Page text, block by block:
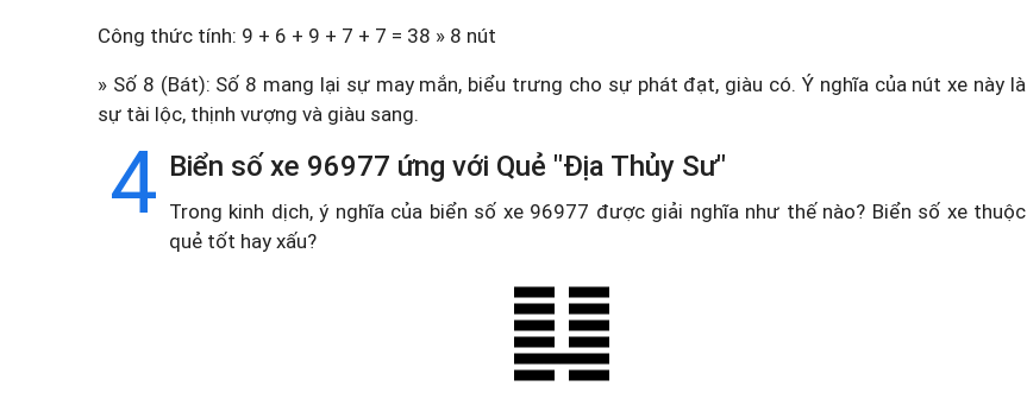
Công thức tính: 9 + 6 + 9 + 7 + 7 = 38 » 8 nút
» Số 8 (Bát): Số 8 mang lại sự may mắn, biểu trưng cho sự phát đạt, giàu có. Ý nghĩa của nút xe này là
sự tài lộc, thịnh vượng và giàu sang.
4 Biển số xe 96977 ứng với Quẻ "Địa Thủy Sư"
Trong kinh dịch, ý nghĩa của biển số xe 96977 được giải nghĩa như thế nào? Biển số xe thuộc
quẻ tốt hay xấu?